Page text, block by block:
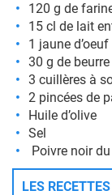
120 g de
15 cl de lait
1 jaune
30 g de
3 cuillères à
2 pincées de
Huile d’olive
Sel
Poivre noir
LES